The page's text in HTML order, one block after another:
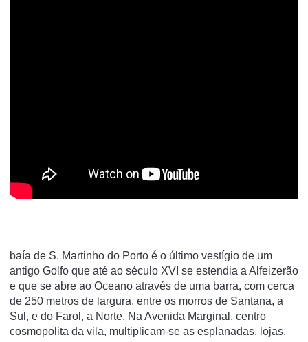
baía de S. Martinho do Porto é o último vestígio de um
antigo Golfo que até ao século XVI se estendia a Alfeizerão
e que se abre ao Oceano através de uma barra, com cerca
de 250 metros de largura, entre os morros de Santana, a
Sul, e do Farol, a Norte. Na Avenida Marginal, centro
cosmopolita da vila, multiplicam-se as esplanadas, lojas,